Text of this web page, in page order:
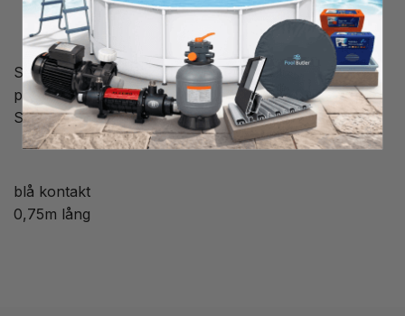
Sensor för vatteninlopps temperatur till
poolvärmepump PoolExperten BYC-013/017.
Sitter i modeller från 2020-
blå kontakt
0,75m lång